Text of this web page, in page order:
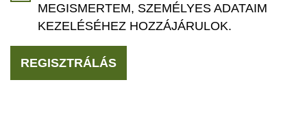
MEGISMERTEM, SZEMÉLYES ADATAIM
KEZELÉSÉHEZ HOZZÁJÁRULOK.
REGISZTRÁLÁS